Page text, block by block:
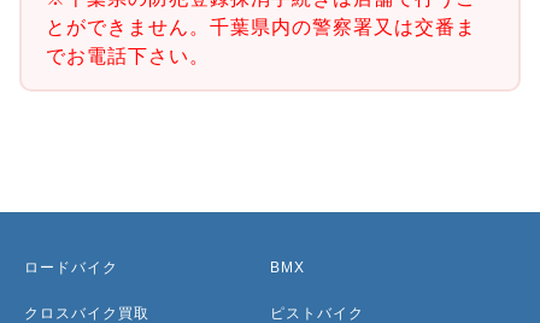
とができません。千葉県内の警察署又は交番ま
でお電話下さい。
ロードバイク
クロスバイク買取
BMX
ピストバイク